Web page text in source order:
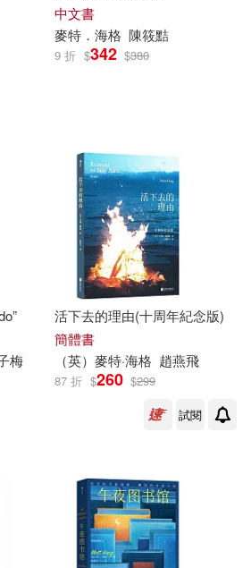
中文書
麥特 ． 海格 陳筱黠
9 折 $342 $380
梅
活下去的理由(十周年紀念版)
簡體書
（英） 麥特·海格 趙燕飛
87 折 $260 $299
試閱